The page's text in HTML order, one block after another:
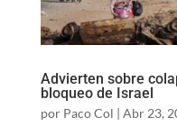
Advierten sobre
bloqueo de Israel
por Paco Col | Abr 23,